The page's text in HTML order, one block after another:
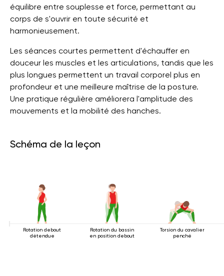
équilibre entre souplesse et force, permettant au
corps de s'ouvrir en toute sécurité et
harmonieusement.
Les séances courtes permettent d'échauffer en
douceur les muscles et les articulations, tandis que les
plus longues permettent un travail corporel plus en
profondeur et une meilleure maîtrise de la posture.
Une pratique régulière améliorera l'amplitude des
mouvements et la mobilité des hanches.
Schéma de la leçon
Rotation debout
détendue
Rotation du bassin
en position debout
Torsion du cavalier
penché